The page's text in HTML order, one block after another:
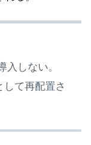
しない。
て再配置さ